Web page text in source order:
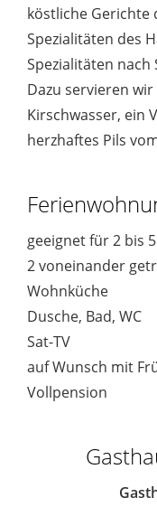
köstliche Gerichte
Spezialitäten des
Spezialitäten nach
Dazu servieren
Kirschwasser, ein
herzhaftes Pils
geeignet für 2 bis
2 voneinander
Wohnküche
Dusche, Bad, WC
Sat-TV
auf Wunsch mit
Vollpension